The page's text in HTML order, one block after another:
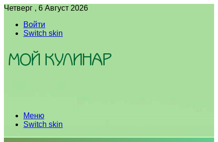
Четверг , 6 Август 2026
Войти
Switch skin
Меню
Switch skin